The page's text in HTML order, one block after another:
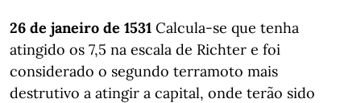
26 de janeiro de 1531 Calcula-se que tenha
atingido os 7,5 na escala de Richter e foi
considerado o segundo terramoto mais
destrutivo a atingir a capital, onde terão sido